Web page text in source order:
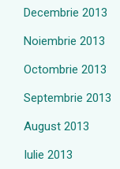
Decembrie 2013
Noiembrie 2013
Octombrie 2013
Septembrie 2013
August 2013
Iulie 2013